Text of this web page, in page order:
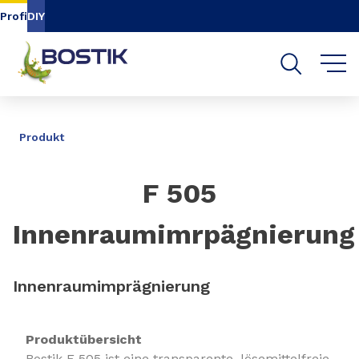
Inhalt
ProfiDIY
Produkt
F 505
Innenraumimrpägnierung
Innenraumimprägnierung
Produktübersicht